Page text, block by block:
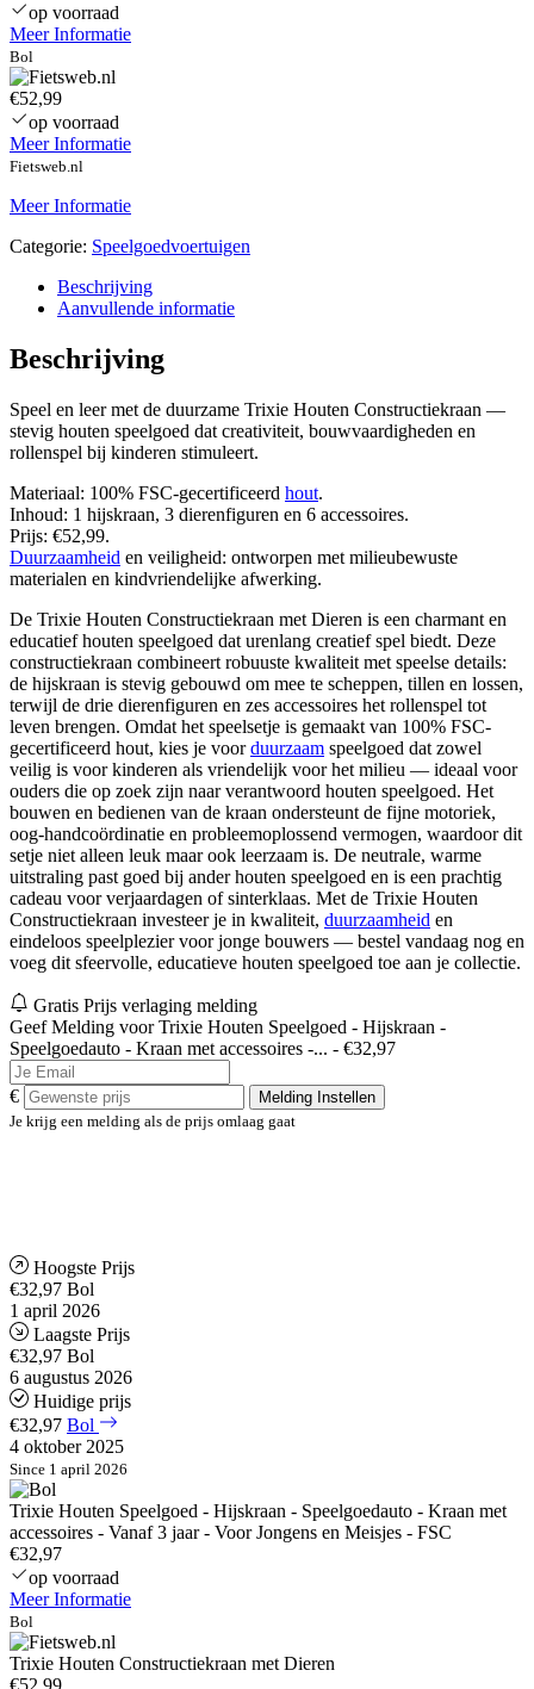
op voorraad
Meer Informatie
Bol
€52,99
op voorraad
Meer Informatie
Fietsweb.nl
Meer Informatie
Categorie: Speelgoedvoertuigen
Beschrijving
Aanvullende informatie
Beschrijving
Speel en leer met de duurzame Trixie Houten Constructiekraan —
stevig houten speelgoed dat creativiteit, bouwvaardigheden en
rollenspel bij kinderen stimuleert.
Materiaal: 100% FSC-gecertificeerd hout.
Inhoud: 1 hijskraan, 3 dierenfiguren en 6 accessoires.
Prijs: €52,99.
Duurzaamheid en veiligheid: ontworpen met milieubewuste
materialen en kindvriendelijke afwerking.
De Trixie Houten Constructiekraan met Dieren is een charmant en
educatief houten speelgoed dat urenlang creatief spel biedt. Deze
constructiekraan combineert robuuste kwaliteit met speelse details:
de hijskraan is stevig gebouwd om mee te scheppen, tillen en lossen,
terwijl de drie dierenfiguren en zes accessoires het rollenspel tot
leven brengen. Omdat het speelsetje is gemaakt van 100% FSC-
gecertificeerd hout, kies je voorduurzaam speelgoed dat zowel
veilig is voor kinderen als vriendelijk voor het milieu — ideaal voor
ouders die op zoek zijn naar verantwoord houten speelgoed. Het
bouwen en bedienen van de kraan ondersteunt de fijne motoriek,
oog-handcoördinatie en probleemoplossend vermogen, waardoor dit
setje niet alleen leuk maar ook leerzaam is. De neutrale, warme
uitstraling past goed bij ander houten speelgoed en is een prachtig
cadeau voor verjaardagen of sinterklaas. Met de Trixie Houten
Constructiekraan investeer je in kwaliteit, duurzaamheid en
eindeloos speelplezier voor jonge bouwers — bestel vandaag nog en
voeg dit sfeervolle, educatieve houten speelgoed toe aan je collectie.
Gratis Prijs verlaging melding
Geef Melding voor Trixie Houten Speelgoed - Hijskraan -
Speelgoedauto - Kraan met accessoires -... - €32,97
€
Melding Instellen
Je krijg een melding als de prijs omlaag gaat
Hoogste Prijs
€32,97 Bol
1 april 2026
Laagste Prijs
€32,97 Bol
6 augustus 2026
Huidige prijs
€32,97 Bol
4 oktober 2025
Since 1 april 2026
Trixie Houten Speelgoed - Hijskraan - Speelgoedauto - Kraan met
accessoires - Vanaf 3 jaar - Voor Jongens en Meisjes - FSC
€32,97
op voorraad
Meer Informatie
Bol
Trixie Houten Constructiekraan met Dieren
€52,99